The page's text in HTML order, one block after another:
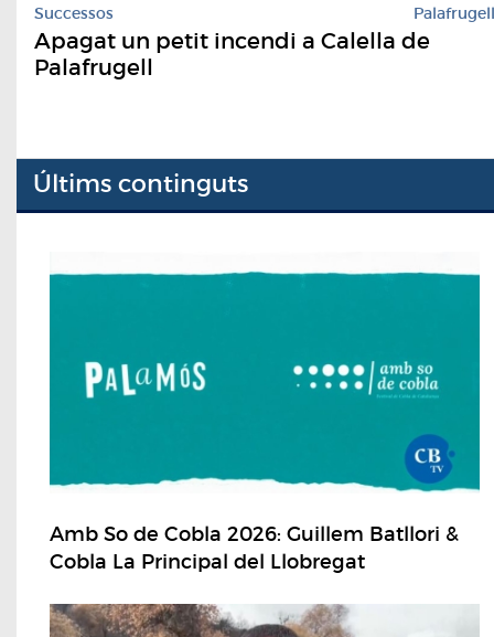
Successos Palafrugell
Apagat un petit incendi a Calella de
Palafrugell
Últims continguts
Amb So de Cobla 2026: Guillem Batllori &
Cobla La Principal del Llobregat